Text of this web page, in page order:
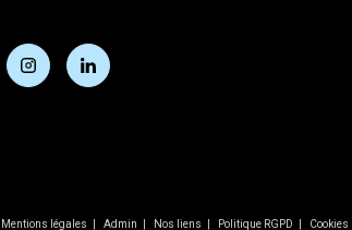
Mentions légales Admin Nos liens Politique RGPD Cookies